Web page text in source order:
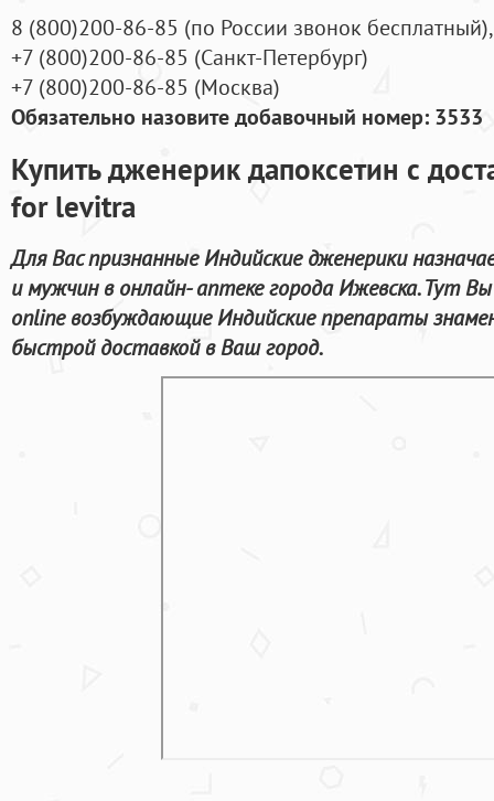
8 (800)200-86-85 (по России звонок бесплатный),
+7 (800)200-86-85 (Санкт-Петербург)
+7 (800)200-86-85 (Москва)
Обязательно назовите добавочный номер: 3533
Купить дженерик дапоксетин с
for levitra
Для Вас признанные Индийские дженерики
и мужчин в онлайн- аптеке города Ижевска. Тут
online возбуждающие Индийские препараты
быстрой доставкой в Ваш город.